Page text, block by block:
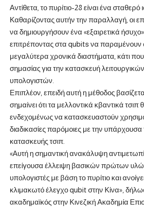
Αντίθετα, το πυρίτιο-28 είναι ένα σταθερό
Καθαρίζοντας αυτήν την παραλλαγή, οι
να δημιουργήσουν ένα «εξαιρετικά
επιτρέποντας στα qubits να παραμένουν
μεγαλύτερα χρονικά διαστήματα, κάτι που
σημασίας για την κατασκευή
υπολογιστών.
Επιπλέον, επειδή αυτή η μέθοδος
σημαίνει ότι τα μελλοντικά κβαντικά
ενδεχομένως να κατασκευαστούν
διαδικασίες παρόμοιες με την υπάρχουσα
κατασκευής τσιπ.
«Αυτή η σημαντική ανακάλυψη
επείγουσα έλλειψη βασικών πρώτων
υπολογιστές με βάση το πυρίτιο και
κλιμακωτό έλεγχο qubit στην Κίνα»,
ακαδημαϊκός στην Κινεζική Ακαδημία